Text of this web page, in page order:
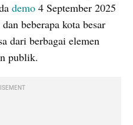
demo 4 September 2025
beberapa kota besar
dari berbagai elemen
publik.